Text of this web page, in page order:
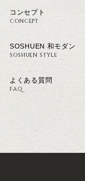
コンセプト
CONCEPT
SOSHUEN 和モダン
SOSHUEN STYLE
よくある質問
FAQ